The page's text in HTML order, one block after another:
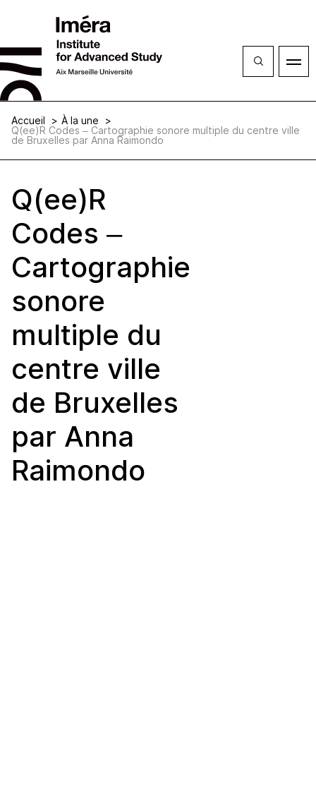
Ouvrir
le
Accueil
À la une
Q(ee)R Codes – Cartographie sonore multiple du centre ville
de Bruxelles par Anna Raimondo
Q(ee)R
Codes –
Cartographie
sonore
multiple du
centre ville
de Bruxelles
par Anna
Raimondo